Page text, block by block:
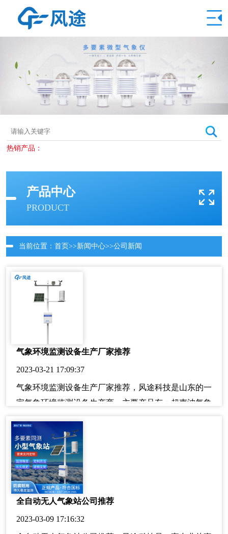
热销产品：
产品中心
PRODUCT
当前位置： 首页>>新闻中心>>公司新闻
气象环境监测设备生产厂家推荐
2023-03-21 17:09:37
气象环境监测设备生产厂家推荐，风途科技是山东的一
家气象环境监测设备生产商，主要产品有：超声波气象
一直以“诚信务实高效创新”为企业精神。愿与广大新老
客户携手共进！欢迎来电咨询洽谈业务。欢迎咨询！
全自动无人气象站公司推荐
2023-03-09 17:16:32